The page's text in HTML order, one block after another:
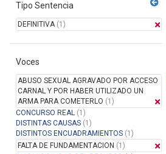
Sumarios del STJ
Manual del Usuario
Tipo Sentencia
DEFINITIVA(1)
Voces
ABUSO SEXUAL AGRAVADO POR ACCESO
CARNAL Y POR HABER UTILIZADO UN
ARMA PARA COMETERLO (1)
CONCURSO REAL (1)
DISTINTAS CAUSAS (1)
DISTINTOS ENCUADRAMIENTOS (1)
FALTA DE FUNDAMENTACION (1)